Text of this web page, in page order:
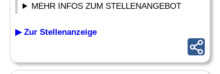
MEHR INFOS ZUM STELLENANGEBOT
▶ Zur Stellenanzeige